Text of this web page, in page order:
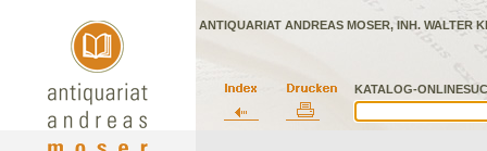
KATALOG-
ANTIQUARIAT ANDREAS MOSER, INH. WALTER